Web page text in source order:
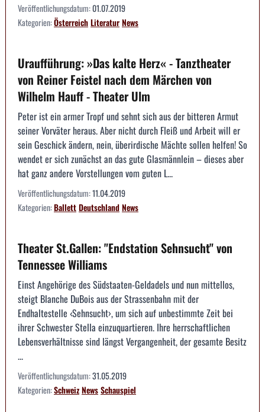
Veröffentlichungsdatum:01.07.2019
Kategorien:ÖsterreichLiteraturNews
Uraufführung: »Das kalte Herz« - Tanztheater
von Reiner Feistel nach dem Märchen von
Wilhelm Hauff - Theater Ulm
Peter ist ein armer Tropf und sehnt sich aus der bitteren Armut
seiner Vorväter heraus. Aber nicht durch Fleiß und Arbeit will er
sein Geschick ändern, nein, überirdische Mächte sollen helfen! So
wendet er sich zunächst an das gute Glasmännlein – dieses aber
hat ganz andere Vorstellungen vom guten L...
Veröffentlichungsdatum:11.04.2019
Kategorien:BallettDeutschlandNews
Theater St.Gallen: "Endstation Sehnsucht" von
Tennessee Williams
Einst Angehörige des Südstaaten-Geldadels und nun mittellos,
steigt Blanche DuBois aus der Strassenbahn mit der
Endhaltestelle ‹Sehnsucht›, um sich auf unbestimmte Zeit bei
ihrer Schwester Stella einzuquartieren. Ihre herrschaftlichen
Lebensverhältnisse sind längst Vergangenheit, der gesamte Besitz
...
Veröffentlichungsdatum:31.05.2019
Kategorien:SchweizNewsSchauspiel